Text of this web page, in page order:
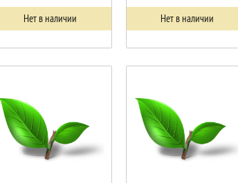
Нет в наличии Нет в наличии